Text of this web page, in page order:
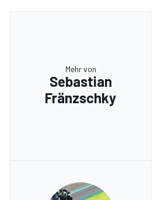
Mehr von
Sebastian
Fränzschky